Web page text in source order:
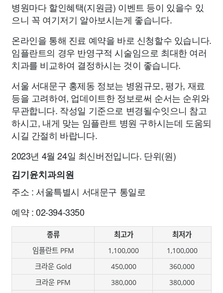
병원마다 할인혜택(지원금) 이벤트 등이 있을수 있
으니 꼭 여기저기 알아보시는게 좋습니다.
온라인을 통해 진료 예약을 바로 신청할수 있습니다.
임플란트의 경우 반영구적 시술임으로 최대한 여러
치과를 비교하여 결정하시는 것이 좋습니다.
서울 서대문구 홍제동 정보는 병원규모, 평가, 재료
등을 고려하여, 업데이트한 정보로써 순서는 순위와
무관합니다. 작성일 기준으로 변경될수잇으니 참고
하시고, 내게 맞는 임플란트 병원 구하시는데 도움되
시길 간절히 바랍니다.
2023년 4월 24일 최신버전입니다. 단위(원)
김기윤치과의원
주소 : 서울특별시 서대문구 통일로
예약 : 02-394-3350
종류 최고가
최저가
임플란트 PFM
1,100,000
1,100,000
크라운 Gold
450,000
360,000
크라운 PFM
380,000
380,000